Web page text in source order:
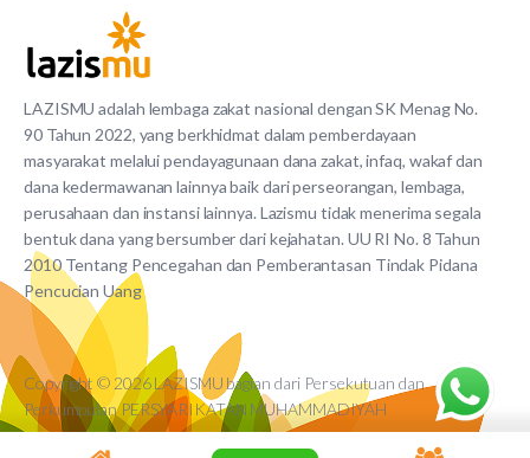
LAZISMU adalah lembaga zakat nasional dengan SK Menag No.
90 Tahun 2022, yang berkhidmat dalam pemberdayaan
masyarakat melalui pendayagunaan dana zakat, infaq, wakaf dan
dana kedermawanan lainnya baik dari perseorangan, lembaga,
perusahaan dan instansi lainnya. Lazismu tidak menerima segala
bentuk dana yang bersumber dari kejahatan. UU RI No. 8 Tahun
2010 Tentang Pencegahan dan Pemberantasan Tindak Pidana
Pencucian Uang
Copyright © 2026 LAZISMU bagian dari Persekutuan dan
Perkumpulan PERSYARIKATAN MUHAMMADIYAH